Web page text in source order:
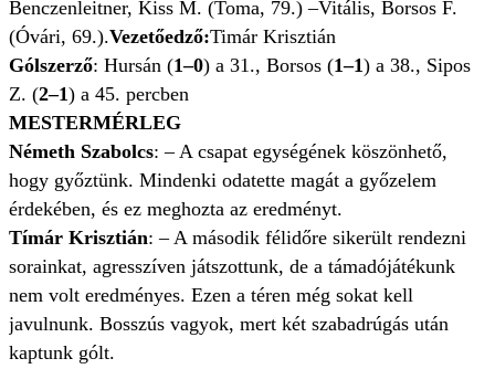
Benczenleitner, Kiss M. (Toma, 79.) –Vitális, Borsos F.
(Óvári, 69.).Vezetőedző:Timár Krisztián
Gólszerző: Hursán (1–0) a 31., Borsos (1–1) a 38., Sipos
Z. (2–1) a 45. percben
MESTERMÉRLEG
Németh Szabolcs: – A csapat egységének köszönhető,
hogy győztünk. Mindenki odatette magát a győzelem
érdekében, és ez meghozta az eredményt.
Tímár Krisztián: – A második félidőre sikerült rendezni
sorainkat, agresszíven játszottunk, de a támadójátékunk
nem volt eredményes. Ezen a téren még sokat kell
javulnunk. Bosszús vagyok, mert két szabadrúgás után
kaptunk gólt.